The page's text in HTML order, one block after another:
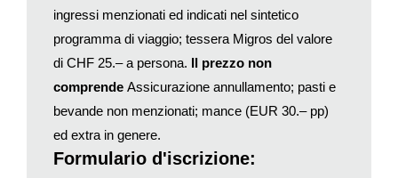
pernottamento in hotel.
24 luglio – Berat/Valona/Porto Palermo/Saranda(225 km)
Dopo colazione, mattinata dedicata alla visita di Berat, il cui
partenza per Valona e, all’arrivo, pranzo in ristorante.
Proseguimento verso la baia di Porto Palermo dove sarà
possibile visitare la suggestiva fortezza di Ali Pasha.
Continuazione verso Saranda. Cena in hotel e pernottamento.
ingressi menzionati ed indicati nel sintetico
programma di viaggio; tessera Migros del valore
di CHF 25.– a persona. Il prezzo non
comprende Assicurazione annullamento; pasti e
bevande non menzionati; mance (EUR 30.– pp)
ed extra in genere.
Formulario d'iscrizione: